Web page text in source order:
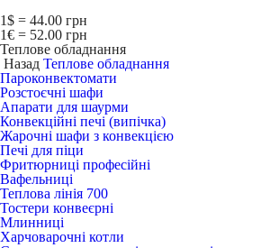
1$ = 44.00 грн
1€ = 52.00 грн
Теплове обладнання
Назад Теплове обладнання
Пароконвектомати
Розстоєчні шафи
Апарати для шаурми
Конвекційні печі (випічка)
Жарочні шафи з конвекцією
Печі для піци
Фритюрниці професійні
Вафельниці
Теплова лінія 700
Тостери конвеєрні
Млинниці
Харчоварочні котли